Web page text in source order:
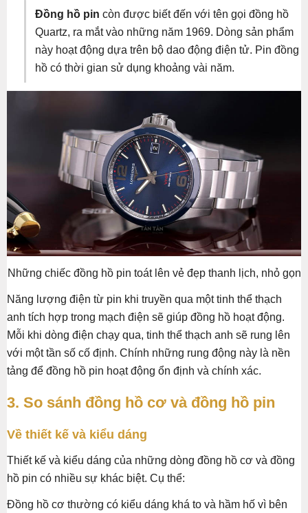
Đồng hồ pin còn được biết đến với tên gọi đồng hồ
Quartz, ra mắt vào những năm 1969. Dòng sản phẩm
này hoạt động dựa trên bộ dao động điện tử. Pin đồng
hồ có thời gian sử dụng khoảng vài năm.
Những chiếc đồng hồ pin toát lên vẻ đẹp thanh lịch, nhỏ gọn
Năng lượng điện từ pin khi truyền qua một tinh thể thạch
anh tích hợp trong mạch điện sẽ giúp đồng hồ hoạt động.
Mỗi khi dòng điện chạy qua, tinh thể thạch anh sẽ rung lên
với một tần số cố định. Chính những rung động này là nền
tảng để đồng hồ pin hoạt động ổn định và chính xác.
3. So sánh đồng hồ cơ và đồng hồ pin
Về thiết kế và kiểu dáng
Thiết kế và kiểu dáng của những dòng đồng hồ cơ và đồng
hồ pin có nhiều sự khác biệt. Cụ thể:
Đồng hồ cơ thường có kiểu dáng khá to và hầm hố vì bên